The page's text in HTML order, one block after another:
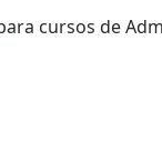
cursos de